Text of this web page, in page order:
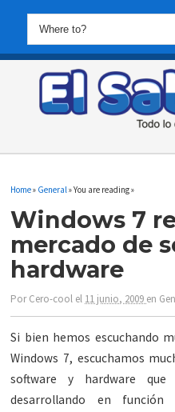
Home» General » You are reading »
Windows 7
mercado de
hardware
PorCero-cool el 11 junio, 2009 en
Si bien hemos escuchando
Windows 7, escuchamos
software y hardware que
desarrollando en función